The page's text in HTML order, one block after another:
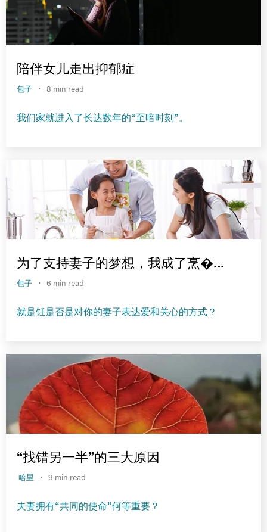
陪伴女儿走出抑郁症
包子 · 8 min read
我们家就进入了长达数年的“至暗时刻”。
为了支持妻子的梦想，我成了烹�...
包子 · 6 min read
就是饪是否是对你的妻子表达爱和关心的方式？
“找错另一半”的三大原因
哈里 · 9 min read
夫妻拥有“共同的使命”何等重要？